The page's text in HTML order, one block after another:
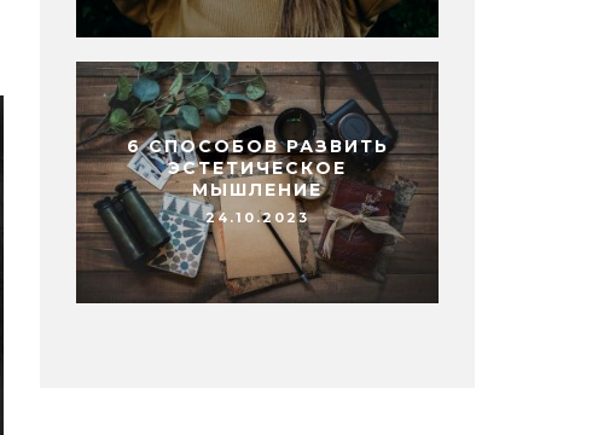
6 СПОСОБОВ РАЗВИТЬ
ЭСТЕТИЧЕСКОЕ
МЫШЛЕНИЕ
24.10.2023